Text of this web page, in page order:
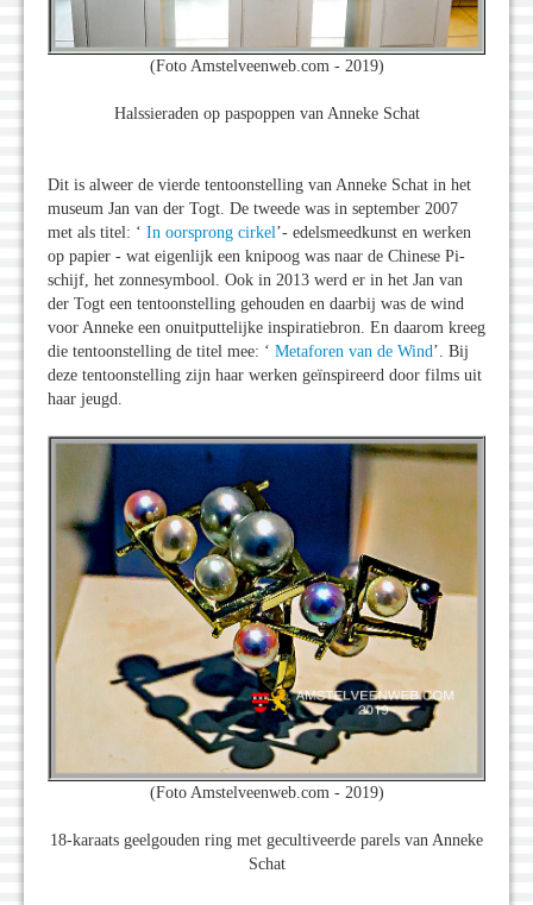
(Foto Amstelveenweb.com - 2019)
Halssieraden op paspoppen van Anneke Schat
Dit is alweer de vierde tentoonstelling van Anneke Schat in het
museum Jan van der Togt. De tweede was in september 2007
met als titel: ‘ In oorsprong cirkel’- edelsmeedkunst en werken
op papier - wat eigenlijk een knipoog was naar de Chinese Pi-
schijf, het zonnesymbool. Ook in 2013 werd er in het Jan van
der Togt een tentoonstelling gehouden en daarbij was de wind
voor Anneke een onuitputtelijke inspiratiebron. En daarom kreeg
die tentoonstelling de titel mee: ‘ Metaforen van de Wind’. Bij
deze tentoonstelling zijn haar werken geïnspireerd door films uit
haar jeugd.
(Foto Amstelveenweb.com - 2019)
18-karaats geelgouden ring met gecultiveerde parels van Anneke
Schat